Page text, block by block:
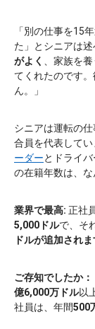
「別の仕事を15
た」とシニアは
がよく
、家族を
てくれたのです
ん。」
シニアは運転の
合員を代表してい
ーダーとドライ
の在籍年数は、な
業界で最高: 正社
5,000ドルで、そ
ドルが追加され
ご存知でしたか：
億6,000万ドル以
社員は、年間500